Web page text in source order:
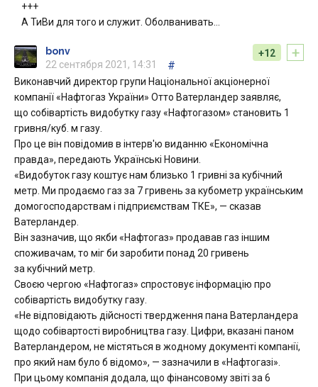
+++
А ТиВи для того и служит. Оболванивать…
+
+12
bonv
22 сентября 2021, 14:31
#
Виконавчий директор групи Національної акціонерної
компанії «Нафтогаз України» Отто Ватерландер заявляє,
що собівартість видобутку газу «Нафтогазом» становить 1
гривня/куб. м газу.
Про це він повідомив в інтерв'ю виданню «Економічна
правда», передають Українські Новини.
«Видобуток газу коштує нам близько 1 гривні за кубічний
метр. Ми продаємо газ за 7 гривень за кубометр українським
домогосподарствам і підприємствам ТКЕ», — сказав
Ватерландер.
Він зазначив, що якби «Нафтогаз» продавав газ іншим
споживачам, то міг би заробити понад 20 гривень
за кубічний метр.
Своєю чергою «Нафтогаз» спростовує інформацію про
собівартість видобутку газу.
«Не відповідають дійсності твердження пана Ватерландера
щодо собівартості виробництва газу. Цифри, вказані паном
Ватерландером, не містяться в жодному документі компанії,
про який нам було б відомо», — зазначили в «Нафтогазі».
При цьому компанія додала, що фінансовому звіті за 6